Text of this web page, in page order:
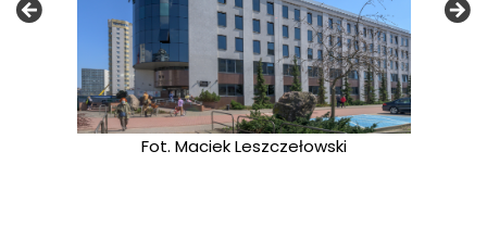
Fot. Maciek Leszczełowski